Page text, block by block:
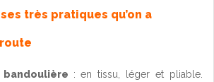
très pratiques qu’on a
: en tissu, léger et pliable.